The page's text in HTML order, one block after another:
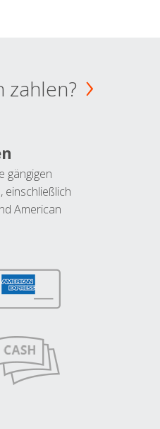
zahlen?
gängigen
einschließlich
American